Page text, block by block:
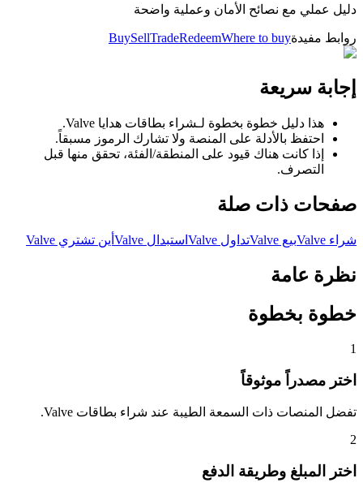
دليل عملي مع نصائح الأمان وعملية واضحة
روابط مفيدة BuySellTradeRedeemWhere to buy
إجابة سريعة
هذا دليل خطوة بخطوة لـشراء بطاقات هدايا Valve.
احتفظ بالأدلة على المنصة ولا تشارك الرموز مسبقاً.
إذا كانت هناك قيود على المنطقة/الفئة، تحقق منها قبل
التصرف.
صفحات ذات صلة
شراء Valve بيع Valve تداول Valve استبدال Valve أين تشتري Valve
نظرة عامة
خطوة بخطوة
1
اختر مصدراً موثوقاً
تفضل المنصات ذات السمعة الطيبة عند شراء بطاقات Valve.
2
اختر المبلغ وطريقة الدفع